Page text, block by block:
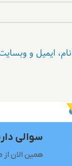
ایمیل و
سوالی
همین الان از